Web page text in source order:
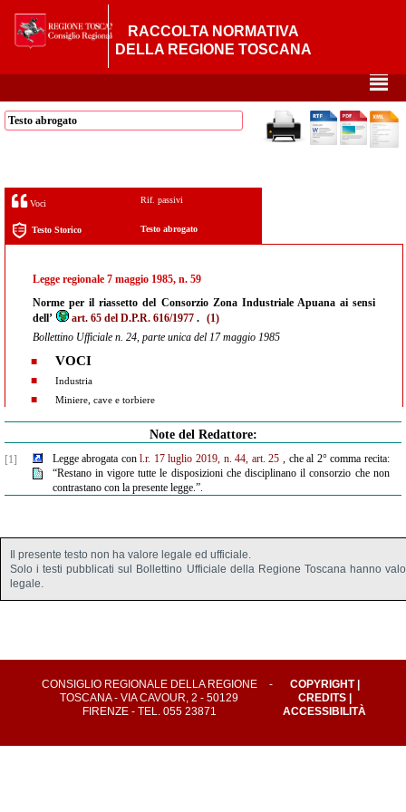
RACCOLTA NORMATIVA
DELLA REGIONE TOSCANA
²
Testo abrogato
Voci Rif. passivi
Testo Storico Testo abrogato
Legge regionale 7 maggio 1985, n. 59
Norme per il riassetto del Consorzio Zona Industriale Apuana ai sensi
dell’
art. 65 del D.P.R. 616/1977 . (1)
Bollettino Ufficiale n. 24, parte unica del 17 maggio 1985
VOCI
Industria
Miniere, cave e torbiere
Note del Redattore:
[1] Legge abrogata conl.r. 17 luglio 2019, n. 44, art. 25 , che al 2° comma recita:
“Restano in vigore tutte le disposizioni che disciplinano il consorzio che non
contrastano con la presente legge.”.
Il presente testo non ha valore legale ed ufficiale.
Solo i testi pubblicati sul Bollettino Ufficiale della Regione Toscana hanno
legale.
CONSIGLIO REGIONALE DELLA REGIONE
TOSCANA - VIA CAVOUR, 2 - 50129
FIRENZE - TEL. 055 23871
- COPYRIGHT|
CREDITS|
ACCESSIBILITÀ